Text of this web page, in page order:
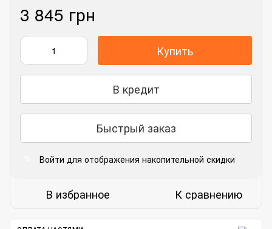
3 845 грн
Купить
В кредит
Быстрый заказ
Войти для отображения накопительной скидки
В избранное К сравнению